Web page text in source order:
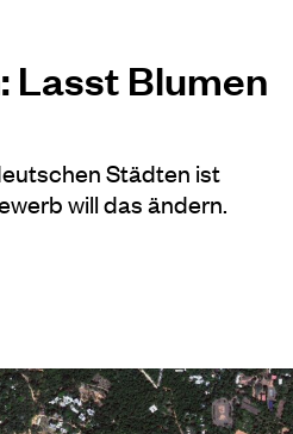
Lasst Blumen
Städten ist
will das ändern.